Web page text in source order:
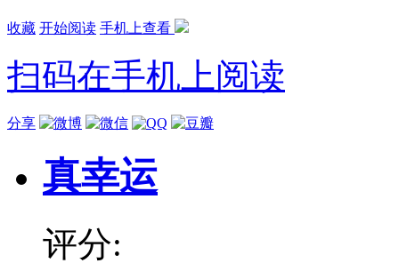
收藏 开始阅读 手机上查看
扫码在手机上阅读
分享
真幸运
评分: